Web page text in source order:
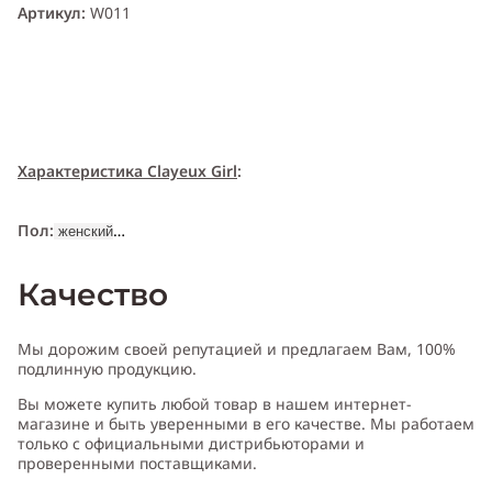
Артикул: W011
Характеристика Clayeux Girl:
Пол: женский
Тип аромата:цитрусовый
Cодержит ноты:жасмин, роза, красный апельсин, бергамот,
мускус, ирис, мох, лимон
Год выпуска:2015
Качество
Мы дорожим своей репутацией и предлагаем Вам, 100%
подлинную продукцию.
Вы можете купить любой товар в нашем интернет-
магазине и быть уверенными в его качестве. Мы работаем
только с официальными дистрибьюторами и
проверенными поставщиками.